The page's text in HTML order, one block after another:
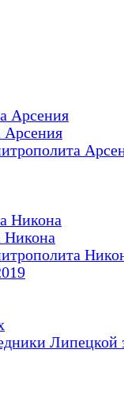
Арсения
Арсения
Никона
Никона
Липецкой